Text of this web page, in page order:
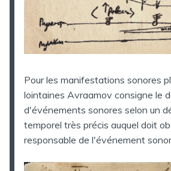
Pour les manifestations sonores
lointaines Avraamov consigne le
d'événements sonores selon un
temporel très précis auquel doit
responsable de l'événement